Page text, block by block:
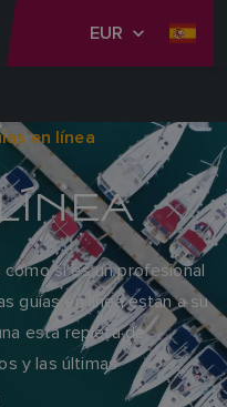
EUR
en línea
si es un profesional
guías en línea están a su
está repleta de
y las últimas